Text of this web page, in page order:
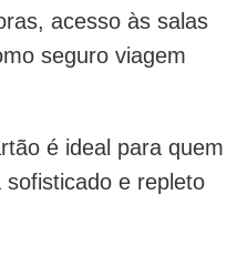
acesso às salas
seguro viagem
é ideal para quem
e repleto